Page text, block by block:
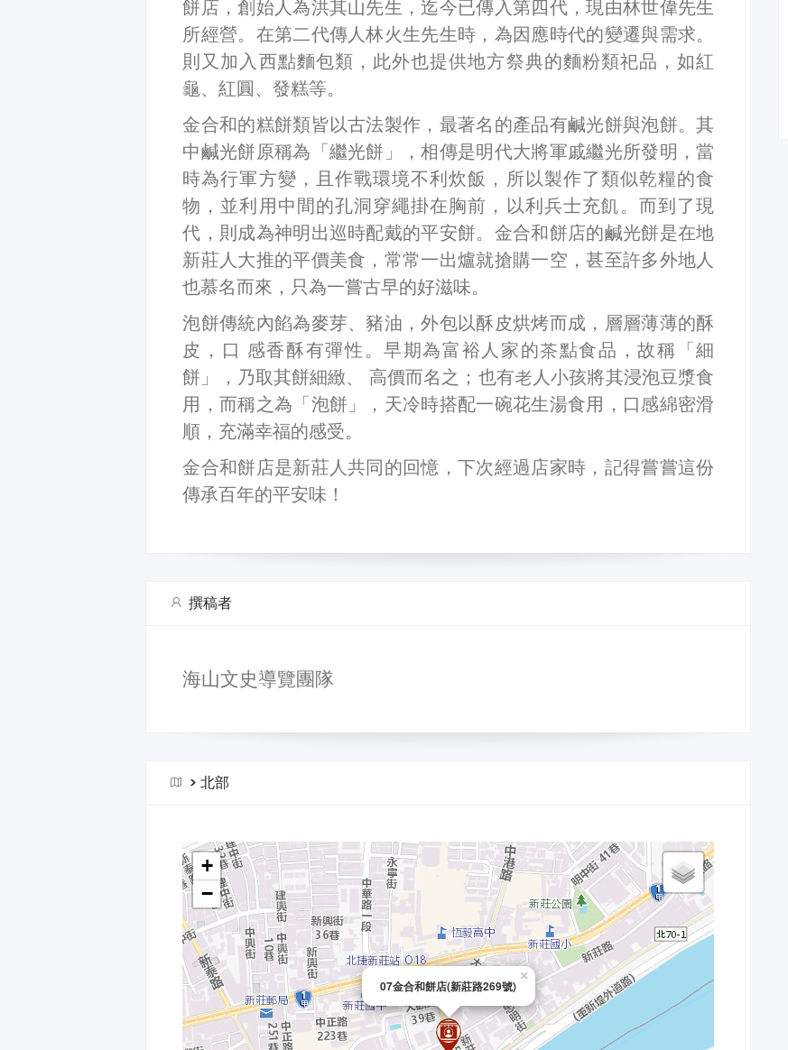
餅店，創始人為洪其山先生，迄今已傳入第四代，現由林世偉先生
所經營。在第二代傳人林火生先生時，為因應時代的變遷與需求。
則又加入西點麵包類，此外也提供地方祭典的麵粉類祀品，如紅
龜、紅圓、發糕等。
金合和的糕餅類皆以古法製作，最著名的產品有鹹光餅與泡餅。其
中鹹光餅原稱為「繼光餅」，相傳是明代大將軍戚繼光所發明，當
時為行軍方變，且作戰環境不利炊飯，所以製作了類似乾糧的食
物，並利用中間的孔洞穿繩掛在胸前，以利兵士充飢。而到了現
代，則成為神明出巡時配戴的平安餅。金合和餅店的鹹光餅是在地
新莊人大推的平價美食，常常一出爐就搶購一空，甚至許多外地人
也慕名而來，只為一嘗古早的好滋味。
泡餅傳統內餡為麥芽、豬油，外包以酥皮烘烤而成，層層薄薄的酥
皮，口 感香酥有彈性。早期為富裕人家的茶點食品，故稱「細
餅」，乃取其餅細緻、 高價而名之；也有老人小孩將其浸泡豆漿食
用，而稱之為「泡餅」，天冷時搭配一碗花生湯食用，口感綿密滑
順，充滿幸福的感受。
金合和餅店是新莊人共同的回憶，下次經過店家時，記得嘗嘗這份
傳承百年的平安味！
撰稿者
海山文史導覽團隊
>北部